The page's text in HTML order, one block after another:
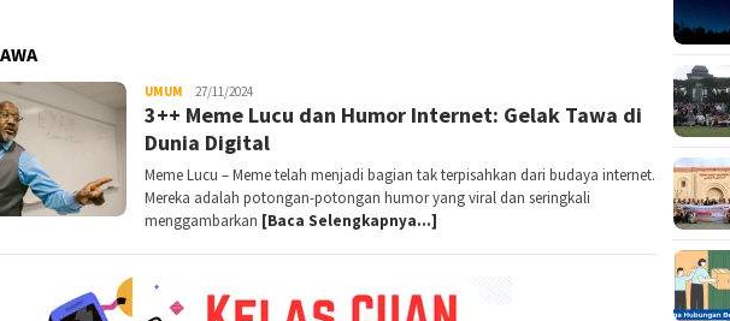
UMUM Dani
27/11/2024
3++ Meme Lucu dan Humor Internet: Gelak Tawa di
Dunia Digital
Meme Lucu – Meme telah menjadi bagian tak terpisahkan dari budaya internet.
Mereka adalah potongan-potongan humor yang viral dan seringkali
menggambarkan [Baca Selengkapnya…]